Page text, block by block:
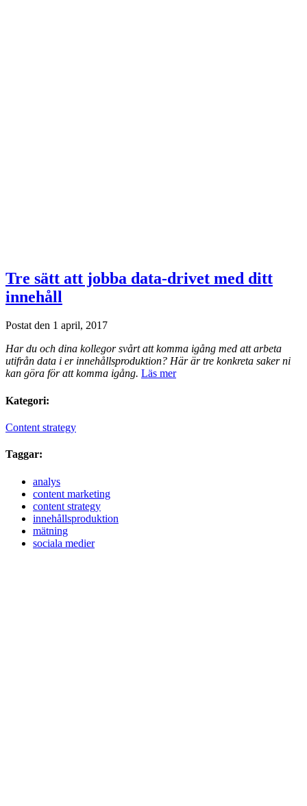
Tre sätt att jobba data-drivet med ditt
innehåll
Postat den 1 april, 2017
Har du och dina kollegor svårt att komma igång med att arbeta
utifrån data i er innehållsproduktion? Här är tre konkreta saker ni
kan göra för att komma igång. Läs mer
Kategori:
Content strategy
Taggar:
analys
content marketing
content strategy
innehållsproduktion
mätning
sociala medier